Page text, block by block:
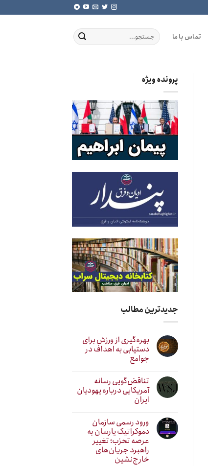
تماس با ما
پرونده ویژه
جدیدترین مطالب
بهره‌گیری از ورزش برای
دستیابی به اهداف در
جوامع
تناقض‌گویی رسانه
آمریکایی درباره یهودیان
ایران
ورود رسمی سازمان
دموکراتیک یارسان به
عرصه تحزب؛ تغییر
راهبرد جریان‌های
خارج‌نشین